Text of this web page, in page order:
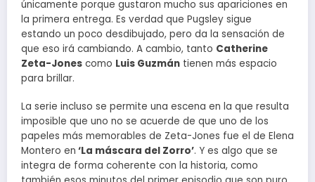
únicamente porque gustaron mucho sus apariciones en
la primera entrega. Es verdad que Pugsley sigue
estando un poco desdibujado, pero da la sensación de
que eso irá cambiando. A cambio, tanto Catherine
Zeta-Jones como Luis Guzmán tienen más espacio
para brillar.
La serie incluso se permite una escena en la que resulta
imposible que uno no se acuerde de que uno de los
papeles más memorables de Zeta-Jones fue el de Elena
Montero en ‘La máscara del Zorro’. Y es algo que se
integra de forma coherente con la historia, como